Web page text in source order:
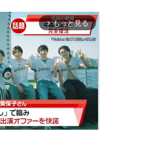
arrow_forward_ios もっと見る